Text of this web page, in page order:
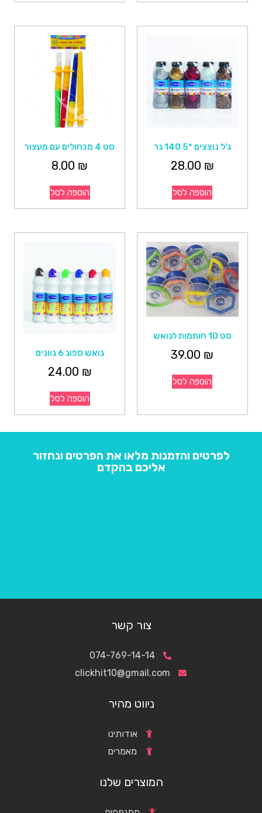
ג'ל נוצצים *5 140 גר
28.00 ₪
הוספה לסל
סט 4 מכחולים עם מעצור
8.00 ₪
הוספה לסל
סט 10 חותמות לגואש
39.00 ₪
הוספה לסל
גואש ספוג 6 גוונים
24.00 ₪
הוספה לסל
לפרטים והזמנות מלאו את הפרטים ונחזור
אליכם בהקדם
צור קשר
074-769-14-14
clickhit10@gmail.com
ניווט מהיר
אודותינו
מאמרים
המוצרים שלנו